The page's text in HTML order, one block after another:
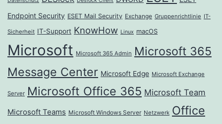
Endpoint Security ESET Mail Security Exchange Gruppenrichtlinie IT-
Sicherheit IT-Support KnowHow Linux macOS
Microsoft Microsoft 365 Admin Microsoft 365
Message Center Microsoft Edge Microsoft Exchange
Server Microsoft Office 365 Microsoft Team
Microsoft Teams Microsoft Windows Server Netzwerk Office